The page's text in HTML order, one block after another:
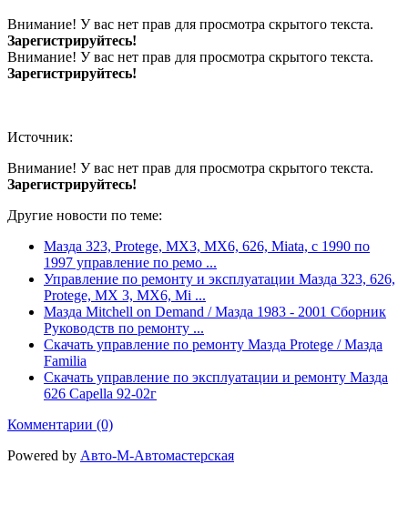
Внимание! У вас нет прав для просмотра скрытого текста.
Зарегистрируйтесь!
Внимание! У вас нет прав для просмотра скрытого текста.
Зарегистрируйтесь!
Источник:
Внимание! У вас нет прав для просмотра скрытого текста.
Зарегистрируйтесь!
Другие новости по теме:
Мазда 323, Protege, MX3, MX6, 626, Miata, с 1990 по
1997 управление по ремо ...
Управление по ремонту и эксплуатации Мазда 323, 626,
Protege, MX 3, MX6, Mi ...
Мазда Mitchell on Demand / Мазда 1983 - 2001 Сборник
Руководств по ремонту ...
Скачать управление по ремонту Мазда Protege / Мазда
Familia
Скачать управление по эксплуатации и ремонту Мазда
626 Capella 92-02г
Комментарии (0)
Powered by Авто-М-Автомастерская